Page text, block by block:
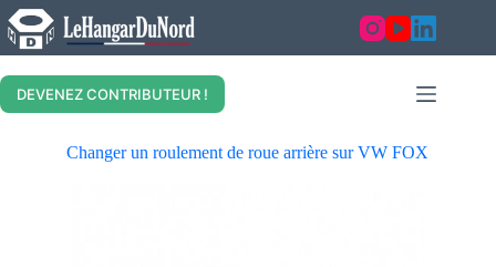
DEVENEZ CONTRIBUTEUR !
Changer un roulement de roue arrière sur VW FOX